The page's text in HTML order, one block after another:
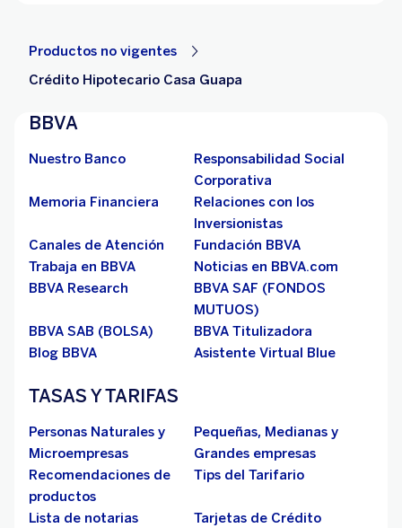
Productos no vigentes
Crédito Hipotecario Casa Guapa
BBVA
Nuestro Banco
Responsabilidad Social
Corporativa
Memoria Financiera
Relaciones con los
Inversionistas
Canales de Atención
Fundación BBVA
Trabaja en BBVA
Noticias en BBVA.com
BBVA Research
BBVA SAF (FONDOS
MUTUOS)
BBVA SAB (BOLSA)
BBVA Titulizadora
Blog BBVA
Asistente Virtual Blue
TASAS Y TARIFAS
Personas Naturales y
Microempresas
Pequeñas, Medianas y
Grandes empresas
Recomendaciones de
productos
Tips del Tarifario
Lista de notarias
Tarjetas de Crédito